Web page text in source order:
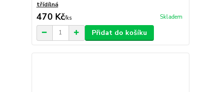
třídílná
470 Kč/ks Skladem
Přidat do košíku